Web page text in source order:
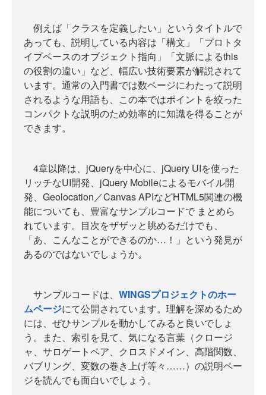
例えば「クラスを定義したい」というタイトルで
あっても、説明している内容は「構文」「プロトタ
イプベースのオブジェクト指向」「文脈によるthis
の役割の違い」など、幅広い技術要素が解説されて
います。通常の入門書では数ページにわたって説明
されるような用語も、この本ではポイントを絞った
コンパクトな説明のため効率的に知識を得ることが
できます。
4章以降は、jQueryを中心に、jQuery UIを使った
リッチなUI開発、jQuery Mobileによるモバイル開
発、Geolocation／Canvas APIなどHTML5関連の機
能についても、豊富なサンプルコードで まとめら
れています。目次をザザッと眺めるだけでも、
「あ、こんなことができるのか…！」という発見が
あるのではないでしょうか。
サンプルコードは、 WINGSプロジェクトのホー
ムページにて公開されています。理解を深めるため
には、ぜひサンプルを動かしてみると良いでしょ
う。また、索引を見て、気になる言葉（クロージ
ャ、サロゲートペア、クロスドメイン、高階関数、
バブリング、変数の巻き上げ等々……）の説明ペー
ジを読んでも面白いでしょう。